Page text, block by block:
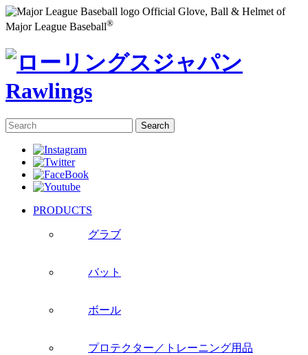
Official Glove, Ball & Helmet of
Major League Baseball®
PRODUCTS
グラブ
バット
ボール
プロテクター／トレーニング用品